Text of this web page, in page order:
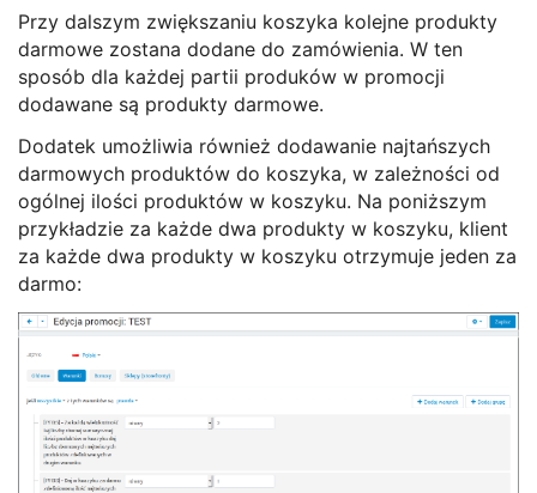
Przy dalszym zwiększaniu koszyka kolejne produkty
darmowe zostana dodane do zamówienia. W ten
sposób dla każdej partii produków w promocji
dodawane są produkty darmowe.
Dodatek umożliwia również dodawanie najtańszych
darmowych produktów do koszyka, w zależności od
ogólnej ilości produktów w koszyku. Na poniższym
przykładzie za każde dwa produkty w koszyku, klient
za każde dwa produkty w koszyku otrzymuje jeden za
darmo: